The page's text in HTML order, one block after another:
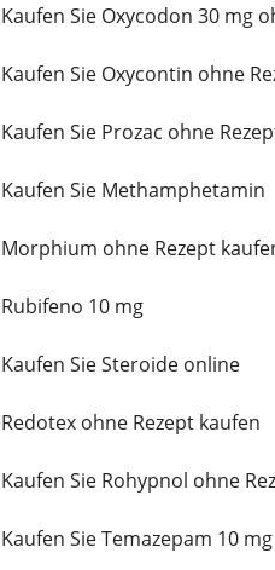
Kaufen Sie Oxycodon 30 mg
Kaufen Sie Oxycontin ohne
Kaufen Sie Prozac ohne
Kaufen Sie Methamphetamin
Morphium ohne Rezept
Rubifeno 10 mg
Kaufen Sie Steroide online
Redotex ohne Rezept kaufen
Kaufen Sie Rohypnol ohne
Kaufen Sie Temazepam 10